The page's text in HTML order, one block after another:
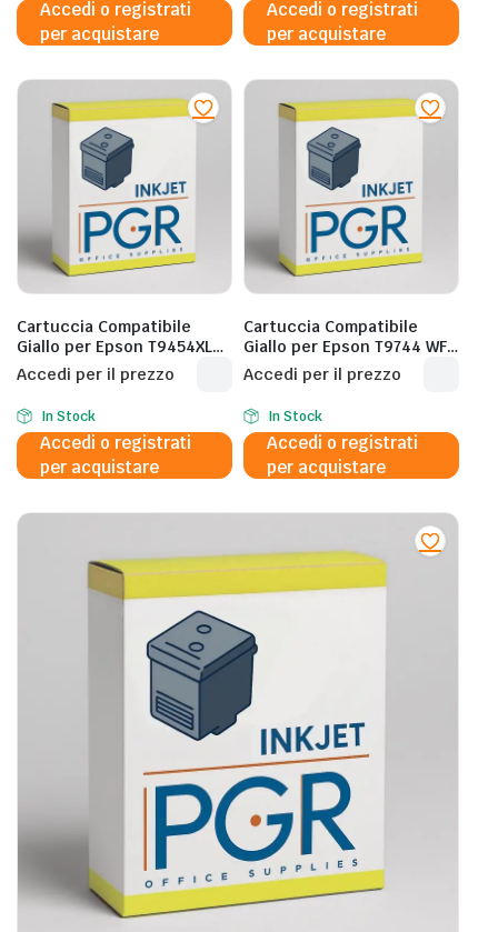
20.000 Pagine al 5%
C13T13L440 20.000 Pagine
Accedi o registrati
per acquistare
Accedi o registrati
per acquistare
Cartuccia Compatibile
Giallo per Epson T9454XL
C5210/C5215/C5290 –
10.000 Pagine al 5%
Accedi per il prezzo
In Stock
Accedi o registrati
per acquistare
Cartuccia Compatibile
Giallo per Epson T9744 WF-
C860/C869-
84K/C13T974400 – 84.000
Pagine al 5%
Accedi per il prezzo
In Stock
Accedi o registrati
per acquistare